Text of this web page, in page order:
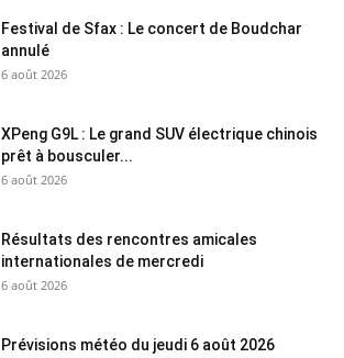
Festival de Sfax : Le concert de Boudchar
annulé
6 août 2026
XPeng G9L : Le grand SUV électrique chinois
prêt à bousculer...
6 août 2026
Résultats des rencontres amicales
internationales de mercredi
6 août 2026
Prévisions météo du jeudi 6 août 2026